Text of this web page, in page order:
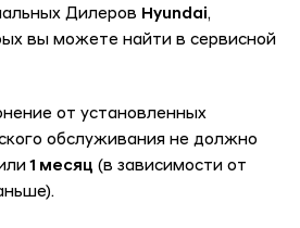
Дилеров Hyundai,
вы можете найти в сервисной
от установленных
обслуживания не должно
1 месяц (в зависимости от